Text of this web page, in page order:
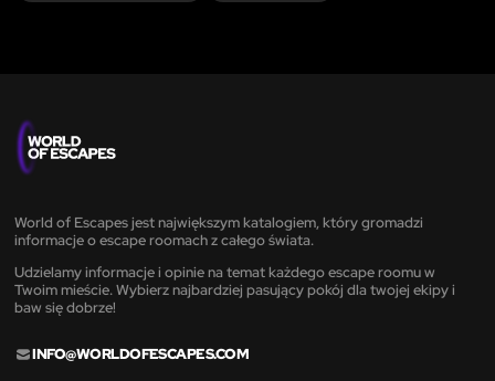
World of Escapes jest największym katalogiem, który gromadzi
informacje o escape roomach z całego świata.
Udzielamy informacje i opinie na temat każdego escape roomu w
Twoim mieście. Wybierz najbardziej pasujący pokój dla twojej ekipy i
baw się dobrze!
INFO@WORLDOFESCAPES.COM